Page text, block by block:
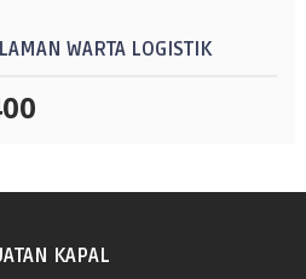
WARTA LOGISTIK
KAPAL